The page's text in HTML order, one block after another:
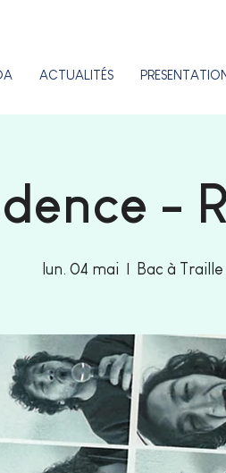
ACTUALITÉS
-
lun. 04 mai Bac à